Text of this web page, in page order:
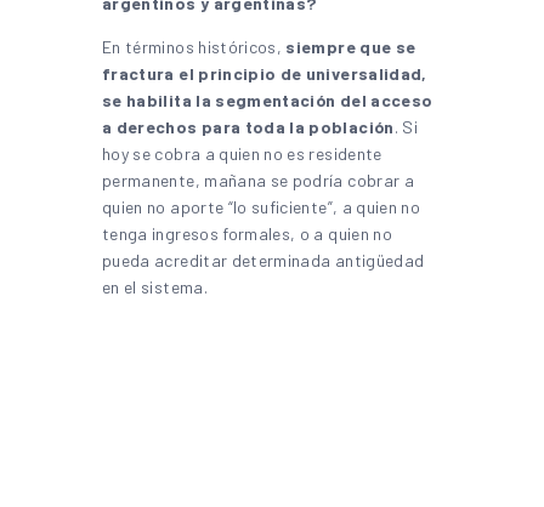
En términos históricos, siempre que se
fractura el principio de universalidad,
se habilita la segmentación del acceso
a derechos para toda la población. Si
hoy se cobra a quien no es residente
permanente, mañana se podría cobrar a
quien no aporte “lo suficiente”, a quien no
tenga ingresos formales, o a quien no
pueda acreditar determinada antigüedad
en el sistema.